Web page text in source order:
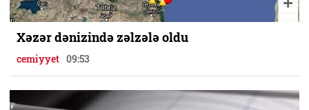
Xəzər dənizində zəlzələ oldu
cemiyyet 09:53